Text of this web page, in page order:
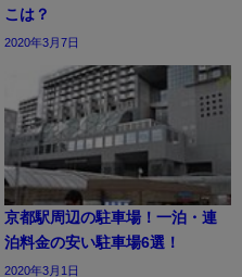
こは？
2020年3月7日
京都駅周辺の駐車場！一泊・連
泊料金の安い駐車場6選！
2020年3月1日